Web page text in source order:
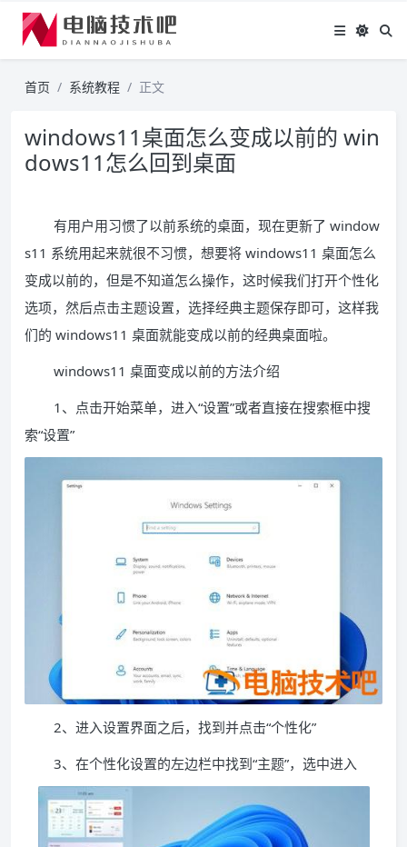
首页 系统教程 正文
windows11桌面怎么变成以前的 win
dows11怎么回到桌面
有用户用习惯了以前系统的桌面，现在更新了 window
s11 系统用起来就很不习惯，想要将 windows11 桌面怎么
变成以前的，但是不知道怎么操作，这时候我们打开个性化
选项，然后点击主题设置，选择经典主题保存即可，这样我
们的 windows11 桌面就能变成以前的经典桌面啦。
windows11 桌面变成以前的方法介绍
1、点击开始菜单，进入“设置”或者直接在搜索框中搜
索“设置”
2、进入设置界面之后，找到并点击“个性化”
3、在个性化设置的左边栏中找到“主题”，选中进入